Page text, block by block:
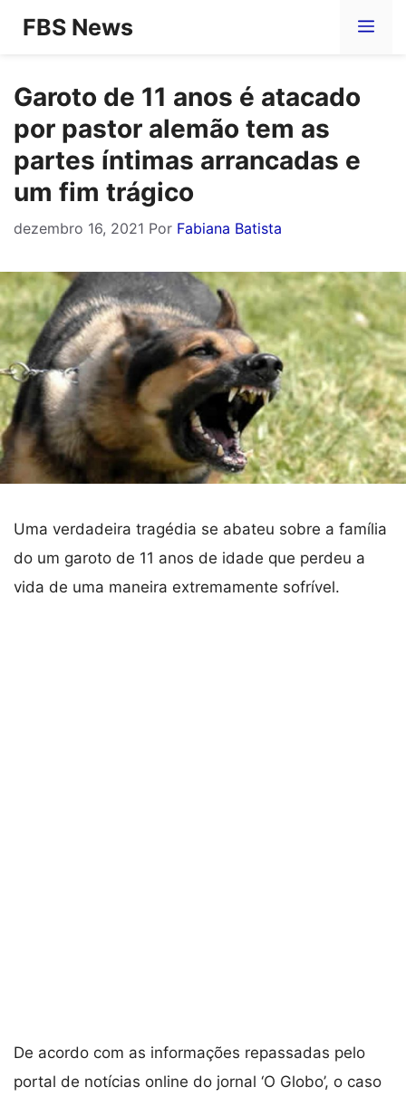
Pular
conteúdo
FBS News
Garoto de 11 anos é atacado
por pastor alemão tem as
partes íntimas arrancadas e
um fim trágico
dezembro 16, 2021 Por Fabiana Batista
Uma verdadeira tragédia se abateu sobre a família
do um garoto de 11 anos de idade que perdeu a
vida de uma maneira extremamente sofrível.
De acordo com as informações repassadas pelo
portal de notícias online do jornal ‘O Globo’, o caso